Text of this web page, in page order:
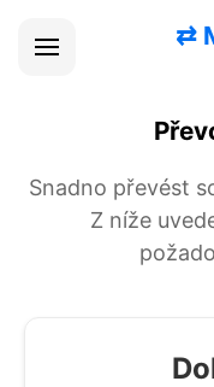
⇄
Snadno převést
Z níže